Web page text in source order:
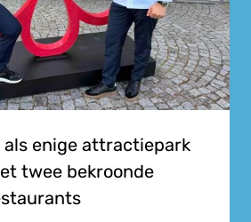
als enige attractiepark
twee bekroonde